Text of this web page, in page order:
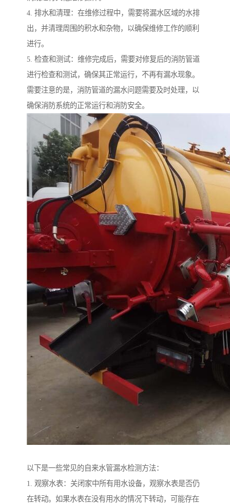
4. 排水和清理：在维修过程中，需要将漏水区域的水排
出，并清理周围的积水和杂物，以确保维修工作的顺利
进行。
5. 检查和测试：维修完成后，需要对修复后的消防管道
进行检查和测试，确保其正常运行，不再有漏水现象。
需要注意的是，消防管道的漏水问题需要及时处理，以
确保消防系统的正常运行和消防安全。
以下是一些常见的自来水管漏水检测方法：
1. 观察水表：关闭家中所有用水设备，观察水表是否仍
在转动。如果水表在没有用水的情况下转动，可能存在